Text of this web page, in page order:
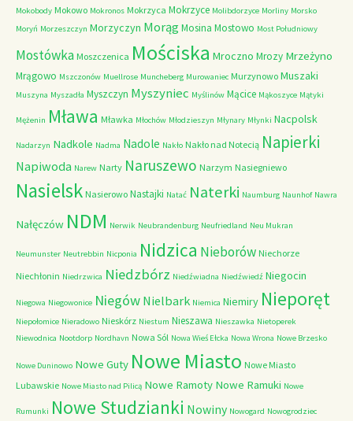
Mokobody Mokowo Mokronos Mokrzyca Mokrzyce Molibdorzyce Morliny Morsko
Moryń Morzeszczyn Morzyczyn MorągMosina Mostowo Most Południowy
Mostówka Moszczenica Mościska Mroczno Mrozy Mrzeżyno
Mrągowo Mszczonów Muellrose Muncheberg Murowaniec Murzynowo Muszaki
Muszyna Myszadła Myszczyn Myszyniec Myślinów Mącice Mąkoszyce Mątyki
Mężenin Mława Mławka Młochów Młodzieszyn Młynary Młynki Nacpolsk
Nadarzyn Nadkole Nadma Nadole Nakło Nakło nad Notecią Napierki
Napiwoda Narew Narty Naruszewo Narzym Nasiegniewo
Nasielsk Nasierowo Nastajki Natać Naterki Naumburg Naunhof Nawra
Nałęczów NDM Nerwik Neubrandenburg Neufriedland Neu Mukran
Neumunster Neutrebbin Nicponia Nidzica Nieborów Niechorze
Niechłonin Niedrzwica Niedzbórz Niedźwiadna Niedźwiedź Niegocin
Niegowa Niegowonice Niegów Nielbark Niemica Niemiry Nieporęt
Niepołomice Nieradowo Nieskórz Niestum Nieszawa Nieszawka Nietoperek
Niewodnica Nootdorp Nordhavn Nowa Sól Nowa Wieś Ełcka Nowa Wrona Nowe Brzesko
Nowe Duninowo Nowe Guty Nowe Miasto Nowe Miasto
Lubawskie Nowe Miasto nad Pilicą Nowe Ramoty Nowe Ramuki Nowe
Rumunki Nowe Studzianki Nowiny Nowogard Nowogrodziec